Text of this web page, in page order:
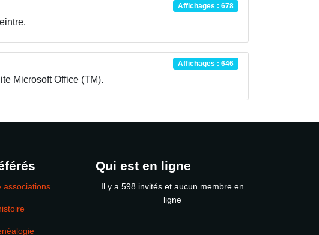
Affichages : 678
Affichages : 646
Microsoft Office (TM).
associations
Qui est en ligne
Il y a 598 invités et aucun membre en
ligne